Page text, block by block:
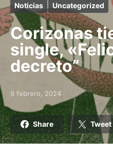
Noticias Uncategorized
Corizonas
single,
decreto”
Posted on
9 febrero, 2024
Share Tweet